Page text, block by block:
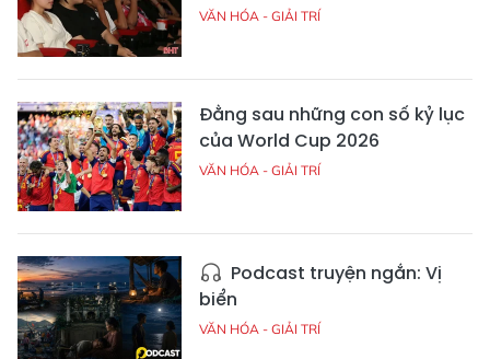
VĂN HÓA - GIẢI TRÍ
Đằng sau những con số kỷ lục
của World Cup 2026
VĂN HÓA - GIẢI TRÍ
Podcast truyện ngắn: Vị
biển
VĂN HÓA - GIẢI TRÍ